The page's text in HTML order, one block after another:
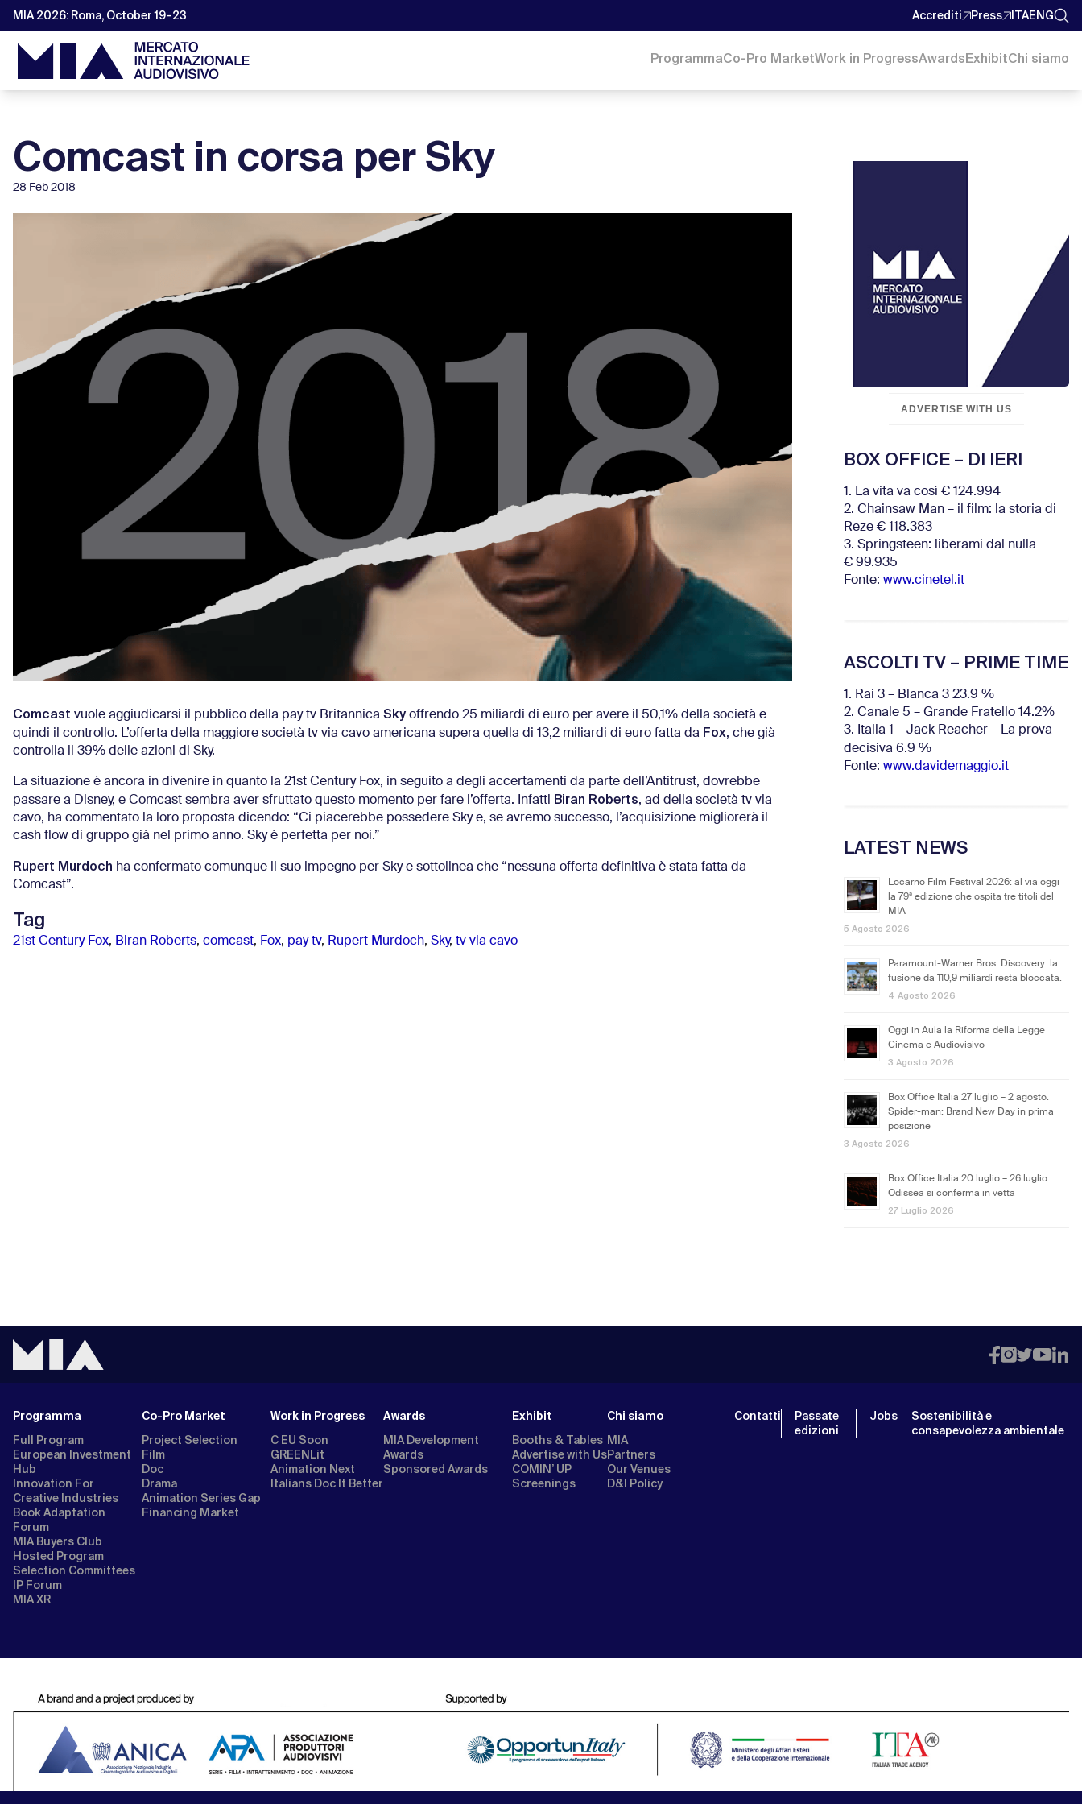
MIA 2026: Roma, October 19–23 Accrediti Press ITAENG
ProgrammaCo-Pro MarketWork in ProgressAwardsExhibitChi siamo
Comcast in corsa per Sky
28 Feb 2018
Comcast vuole aggiudicarsi il pubblico della pay tv Britannica Sky offrendo 25 miliardi di euro per avere il 50,1% della società e
quindi il controllo. L’offerta della maggiore società tv via cavo americana supera quella di 13,2 miliardi di euro fatta da Fox, che già
controlla il 39% delle azioni di Sky.
La situazione è ancora in divenire in quanto la 21st Century Fox, in seguito a degli accertamenti da parte dell’Antitrust, dovrebbe
passare a Disney, e Comcast sembra aver sfruttato questo momento per fare l’offerta. Infatti Biran Roberts, ad della società tv via
cavo, ha commentato la loro proposta dicendo: “Ci piacerebbe possedere Sky e, se avremo successo, l’acquisizione migliorerà il
cash flow di gruppo già nel primo anno. Sky è perfetta per noi.”
Rupert Murdoch ha confermato comunque il suo impegno per Sky e sottolinea che “nessuna offerta definitiva è stata fatta da
Comcast”.
Tag
21st Century Fox, Biran Roberts, comcast, Fox, pay tv, Rupert Murdoch, Sky, tv via cavo
ADVERTISE WITH US
BOX OFFICE – DI IERI
1. La vita va così € 124.994
2. Chainsaw Man – il film: la storia di
Reze € 118.383
3. Springsteen: liberami dal nulla
€ 99.935
Fonte: www.cinetel.it
ASCOLTI TV – PRIME TIME
1. Rai 3 – Blanca 3 23.9 %
2. Canale 5 – Grande Fratello 14.2%
3. Italia 1 – Jack Reacher – La prova
decisiva 6.9 %
Fonte: www.davidemaggio.it
LATEST NEWS
Locarno Film Festival 2026: al via oggi
la 79ª edizione che ospita tre titoli del
MIA
5 Agosto 2026
Paramount-Warner Bros. Discovery: la
fusione da 110,9 miliardi resta bloccata.
4 Agosto 2026
Oggi in Aula la Riforma della Legge
Cinema e Audiovisivo
3 Agosto 2026
Box Office Italia 27 luglio – 2 agosto.
Spider-man: Brand New Day in prima
posizione
3 Agosto 2026
Box Office Italia 20 luglio – 26 luglio.
Odissea si conferma in vetta
27 Luglio 2026
Programma
Full Program
European Investment
Hub
Innovation For
Creative Industries
Book Adaptation
Forum
MIA Buyers Club
Hosted Program
Selection Committees
IP Forum
MIA XR
Co-Pro Market
Project Selection
Film
Doc
Drama
Animation Series Gap
Financing Market
Work in Progress
C EU Soon
GREENLit
Animation Next
Italians Doc It Better
Awards
MIA Development
Awards
Sponsored Awards
Exhibit
Booths & Tables
Advertise with Us
COMIN’ UP
Screenings
Chi siamo
MIA
Partners
Our Venues
D&I Policy
Contatti
Passate
edizioni
Jobs
Sostenibilità e
consapevolezza ambientale